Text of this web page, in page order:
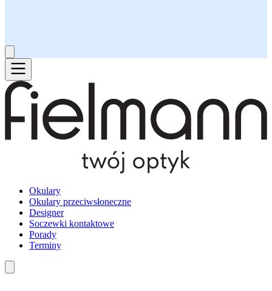
Okulary
Okulary przeciwsłoneczne
Designer
Soczewki kontaktowe
Porady
Terminy